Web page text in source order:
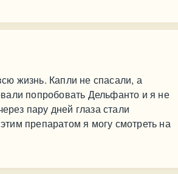
жизнь. Капли не спасали, а
попробовать Дельфанто и я не
пару дней глаза стали
препаратом я могу смотреть на